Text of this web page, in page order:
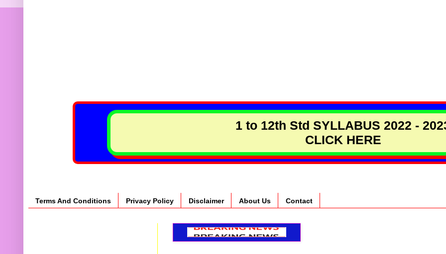
1 to 12th Std SYLLABUS 2022 -
CLICK HERE
Terms And Conditions Privacy Policy Disclaimer About Us Contact